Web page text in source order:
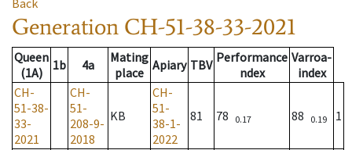
Back
Generation CH-51-38-33-2021
Queen
(1A)
1b 4a
Mating
place Apiary TBV Performance
ndex
Varroa-
index
CH-
51-38-
33-
2021
CH-
51-
208-9-
2018
KB
CH-
51-
38-1-
2022
81 78 0.17 88 0.19 1